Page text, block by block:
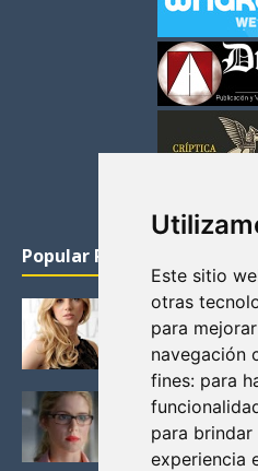
Este sitio
otras
para
navegación
fines: para
para brindar
experiencia
Popular Posts
KATHERYN
VIKINGOS
Junio 14, 2013
FELICITY (EMILY
MAS BONITAS DE
Noviembre 30, 2013